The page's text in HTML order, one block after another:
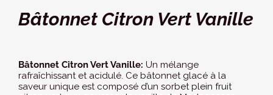
Bâtonnet Citron Vert Vanille
Bâtonnet Citron Vert Vanille: Un mélange
rafraîchissant et acidulé. Ce bâtonnet glacé à la
saveur unique est composé d’un sorbet plein fruit